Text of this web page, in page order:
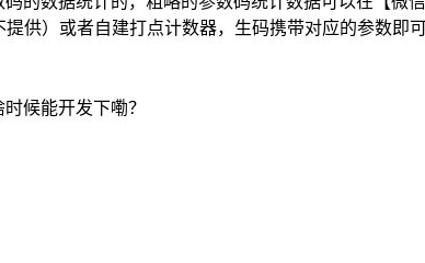
供）或者自建打点计数器，生码携带对应的参数即可
候能开发下嘞？